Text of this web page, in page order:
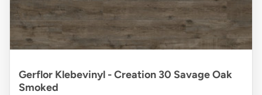
Gerflor Klebevinyl - Creation 30 Savage Oak
Smoked